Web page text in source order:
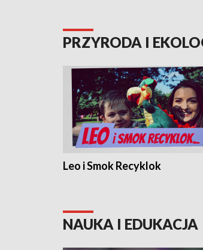
PRZYRODA I
Leo i Smok Recyklok
NAUKA I EDUKACJA